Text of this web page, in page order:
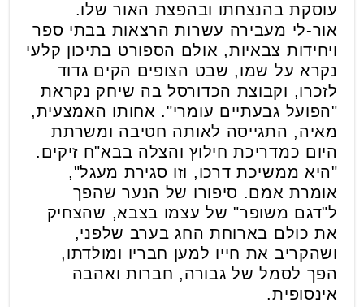
עוסקת בהנצחתו ובהפצת האור שלו.
אור-לי מעבירה עשרות הרצאות בבתי ספר
ויחידות צבאיות, אולם הספורט בתיכון קלעי
נקרא על שמו, שבט הצופים הקים גדוד
לזכרו, וקבוצת הכדורסל בה שיחק נקראת
"הפועל גבעתיים עומרי". אחותו האמצעית,
מאיה, התגייסה לאותה חטיבה ומשרתת
היום כמדריכת חילוץ והצלה בבא"ח זיקים.
"היא ממשיכת דרכו, וזו סגירת מעגל",
אומרת אמם. סיפורו של הנער שהפך
ל"דגם משופר" של עצמו בצבא, שהצחיק
את כולם בארוחת החג בערב שלפני,
ושהקריב את חייו למען חבריו ומולדתו,
הפך לסמל של גבורה, חברות ואהבה
אינסופית.